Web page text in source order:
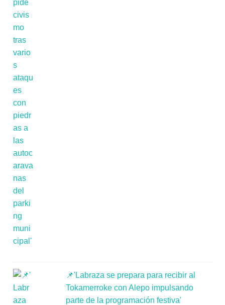
📌'Labraza se prepara para recibir al
Tokamerroke con Alepo impulsando
parte de la programación festiva'